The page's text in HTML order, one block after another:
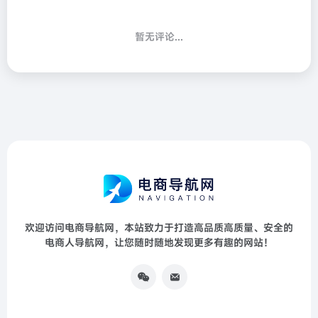
暂无评论...
欢迎访问电商导航网，本站致力于打造高品质高质量、安全的
电商人导航网，让您随时随地发现更多有趣的网站！